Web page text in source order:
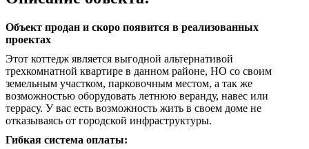
Объект продан и скоро появится в реализованных
проектах
Этот коттедж является выгодной альтернативой
трехкомнатной квартире в данном районе, НО со своим
земельным участком, парковочным местом, а так же
возможностью оборудовать летнюю веранду, навес или
террасу. У вас есть возможность жить в своем доме не
отказываясь от городской инфраструктуры.
Гибкая система оплаты: